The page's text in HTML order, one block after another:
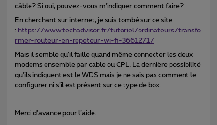
câble? Si oui, pouvez-vous m’indiquer comment faire?
En cherchant sur internet, je suis tombé sur ce site
: https://www.techadvisor.fr/tutoriel/ordinateurs/transfo
rmer-routeur-en-repeteur-wi-fi-3661271/
Mais il semble qu’il faille quand même connecter les deux
modems ensemble par cable ou CPL. La dernière possibilité
qu’ils indiquent est le WDS mais je ne sais pas comment le
configurer ni s’il est présent sur ce type de box.
Merci d’avance pour l’aide.